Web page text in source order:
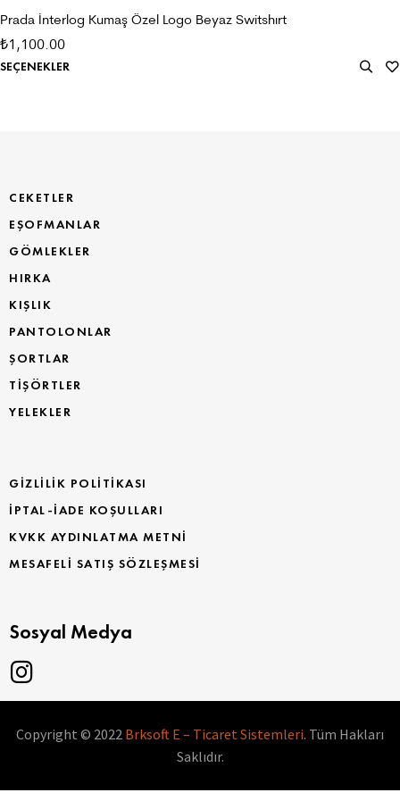
Prada İnterlog Kumaş Özel Logo Beyaz Switshırt
₺1,100.00
SEÇENEKLER
CEKETLER
EŞOFMANLAR
GÖMLEKLER
HIRKA
KIŞLIK
PANTOLONLAR
ŞORTLAR
TİŞÖRTLER
YELEKLER
GIZLILIK POLITIKASI
İPTAL-İADE KOŞULLARI
KVKK AYDINLATMA METNI
MESAFELI SATIŞ SÖZLEŞMESI
Sosyal Medya
Copyright © 2022 Brksoft E – Ticaret Sistemleri. Tüm Hakları
Saklıdır.